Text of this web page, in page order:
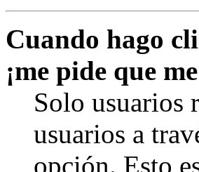
Cuando hago
¡me pide que
Solo usuarios
usuarios a
opción. Esto